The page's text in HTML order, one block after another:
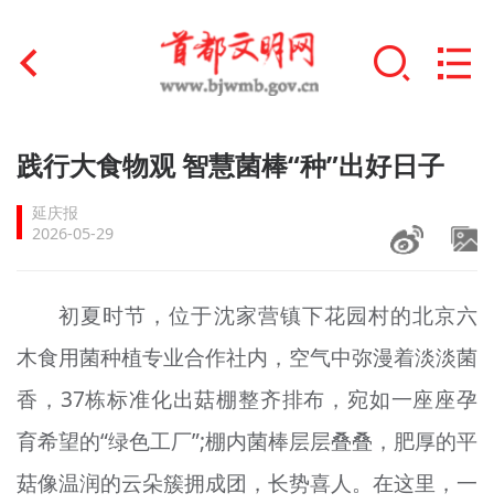
首页
文明创建
文明培育
+
未成年人思想道德建设
榜样人物
+
身边好人
践行大食物观 智慧菌棒“种”出好日子
延庆报
2026-05-29
初夏时节，位于沈家营镇下花园村的北京六
木食用菌种植专业合作社内，空气中弥漫着淡淡菌
香，37栋标准化出菇棚整齐排布，宛如一座座孕
育希望的“绿色工厂”;棚内菌棒层层叠叠，肥厚的平
菇像温润的云朵簇拥成团，长势喜人。在这里，一